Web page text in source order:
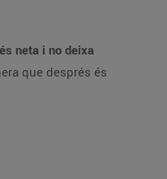
neta i no deixa
que després és